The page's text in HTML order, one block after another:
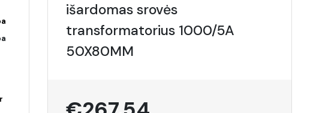
išardomas srovės
transformatorius 1000/5A
50X80MM